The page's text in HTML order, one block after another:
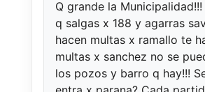
Q grande la Municipalidad!!!
q salgas x 188 y agarras
hacen multas x ramallo te
multas x sanchez no se
los pozos y barro q hay!!!